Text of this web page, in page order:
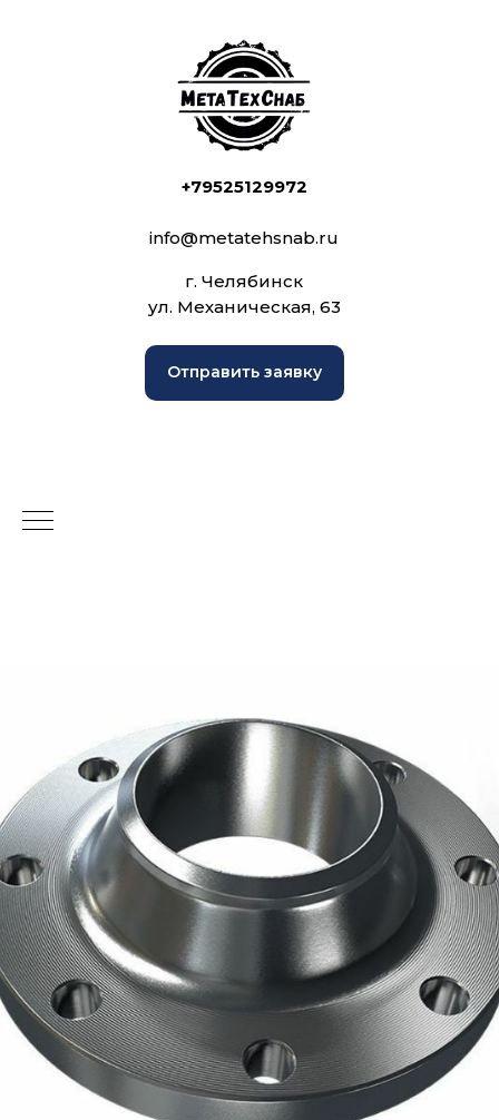
+79525129972
info@metatehsnab.ru
г. Челябинск
ул. Механическая, 63
Отправить заявку